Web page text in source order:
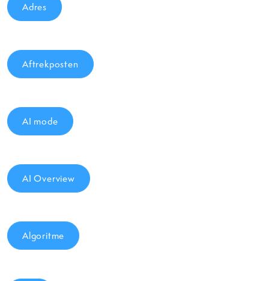
Adres
Aftrekposten
AI mode
AI Overview
Algoritme